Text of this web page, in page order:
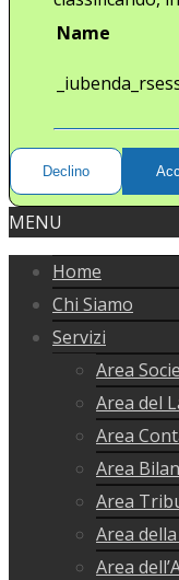
Name
Declino
MENU
Home
Chi Siamo
Servizi
Area
Area del
Area
Area
Area
Area
Area